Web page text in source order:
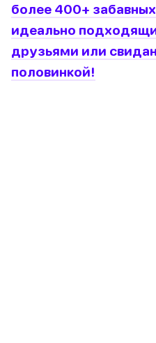
более 400+
идеально
друзьями или
половинкой!